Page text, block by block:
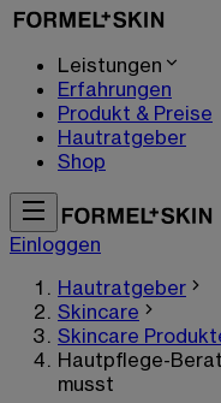
Leistungen
Erfahrungen
Produkt & Preise
Hautratgeber
Shop
Einloggen
Hautratgeber
Skincare
Skincare
Hautpflege-
musst